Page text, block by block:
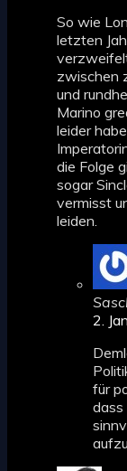
So wie
letzten
zwischen
und
Marino
leider
die Folge
sogar
vermisst
leiden.
2.
für
dass